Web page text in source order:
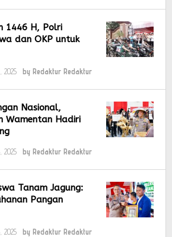
1446 H, Polri
dan OKP untuk
2025 by Redaktur Redaktur
Nasional,
Wamentan Hadiri
2025 by Redaktur Redaktur
Tanam Jagung:
Pangan
2025 by Redaktur Redaktur